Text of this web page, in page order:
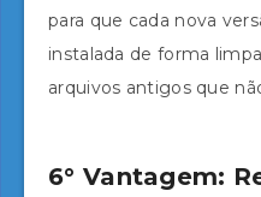
para que cada nova
instalada de forma
arquivos antigos que
6° Vantagem: